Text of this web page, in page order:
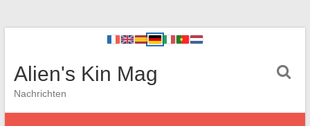
Alien's Kin Mag
Nachrichten